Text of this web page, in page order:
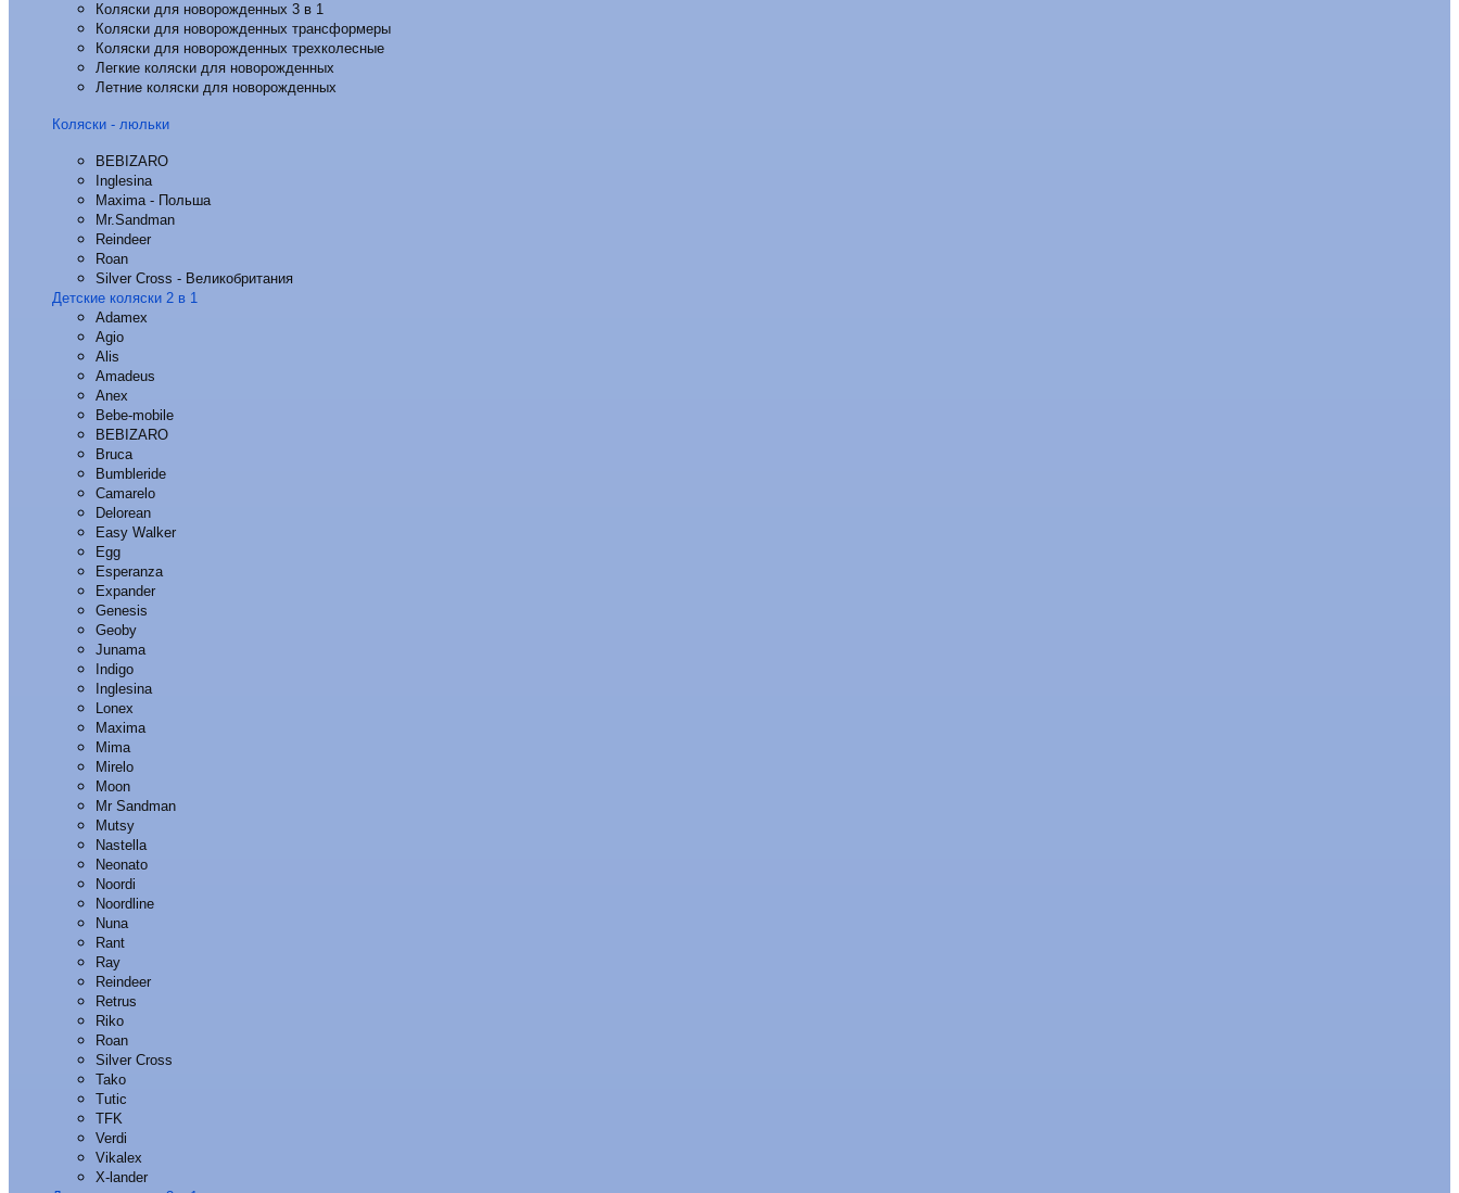
Коляски для новорожденных 3 в 1
Коляски для новорожденных трансформеры
Коляски для новорожденных трехколесные
Легкие коляски для новорожденных
Летние коляски для новорожденных
Коляски - люльки
BEBIZARO
Inglesina
Maxima - Польша
Mr.Sandman
Reindeer
Roan
Silver Cross - Великобритания
Детские коляски 2 в 1
Adamex
Agio
Alis
Amadeus
Anex
Bebe-mobile
BEBIZARO
Bruca
Bumbleride
Camarelo
Delorean
Easy Walker
Egg
Esperanza
Expander
Genesis
Geoby
Junama
Indigo
Inglesina
Lonex
Maxima
Mima
Mirelo
Moon
Mr Sandman
Mutsy
Nastella
Neonato
Noordi
Noordline
Nuna
Rant
Ray
Reindeer
Retrus
Riko
Roan
Silver Cross
Tako
Tutic
TFK
Verdi
Vikalex
X-lander